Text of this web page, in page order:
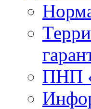
ПНП